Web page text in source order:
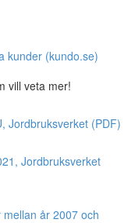
kunder (kundo.se)
vill veta mer!
Jordbruksverket (PDF)
Jordbruksverket
år 2007 och